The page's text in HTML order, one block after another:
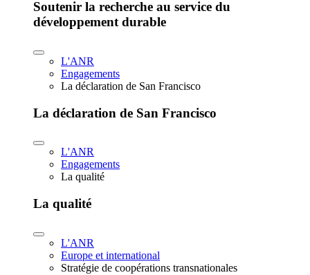
Soutenir la recherche au service du
développement durable
L'ANR
Engagements
La déclaration de San Francisco
La déclaration de San Francisco
L'ANR
Engagements
La qualité
La qualité
L'ANR
Europe et international
Stratégie de coopérations transnationales